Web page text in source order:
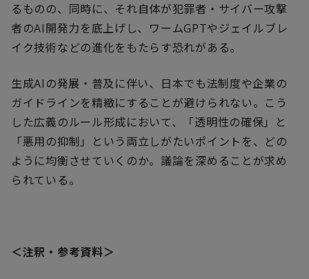
るものの、同時に、それ自体が犯罪者・サイバー攻撃
者のAI開発力を底上げし、ワームGPTやジェイルブレ
イク技術などの進化をもたらす恐れがある。
生成AI の発展・普及に伴い、日本でも法制度や企業の
ガイドラインを精緻にすることが避けられない。こう
した広義のルール形成において、「透明性の確保」と
「悪用の抑制」という両立しがたいポイントを、どの
ように均衡させていくのか。議論を深めることが求め
られている。
＜注釈・参考資料＞